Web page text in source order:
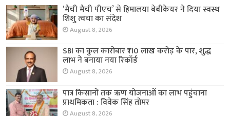
‘मैची मैची पीएच’ से हिमालया बेबीकेयर ने दिया स्वस्थ
शिशु त्वचा का संदेश
August 8, 2026
SBI का कुल कारोबार ₹110 लाख करोड़ के पार, शुद्ध
लाभ ने बनाया नया रिकॉर्ड
August 8, 2026
पात्र किसानों तक ऋण योजनाओं का लाभ पहुंचाना
प्राथमिकता : विवेक सिंह तोमर
August 8, 2026